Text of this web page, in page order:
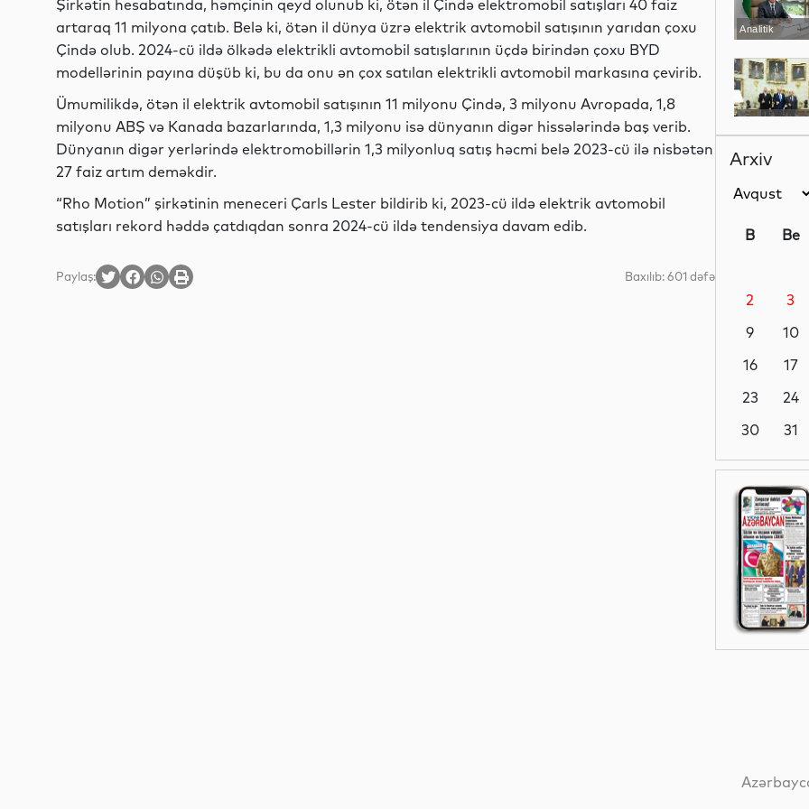
Şirkətin hesabatında, həmçinin qeyd olunub ki, ötən il Çində elektromobil satışları 40 faiz
artaraq 11 milyona çatıb. Belə ki, ötən il dünya üzrə elektrik avtomobil satışının yarıdan çoxu
Çində olub. 2024-cü ildə ölkədə elektrikli avtomobil satışlarının üçdə birindən çoxu BYD
modellərinin payına düşüb ki, bu da onu ən çox satılan elektrikli avtomobil markasına çevirib.
Ümumilikdə, ötən il elektrik avtomobil satışının 11 milyonu Çində, 3 milyonu Avropada, 1,8
milyonu ABŞ və Kanada bazarlarında, 1,3 milyonu isə dünyanın digər hissələrində baş verib.
Dünyanın digər yerlərində elektromobillərin 1,3 milyonluq satış həcmi belə 2023-cü ilə nisbətən
27 faiz artım deməkdir.
“Rho Motion” şirkətinin meneceri Çarls Lester bildirib ki, 2023-cü ildə elektrik avtomobil
satışları rekord həddə çatdıqdan sonra 2024-cü ildə tendensiya davam edib.
Paylaş: Baxılıb: 601 dəfə
Analitik
Siyasət
Siyasət
Dünya
Dünya
Dünya
Arxiv
B Be
2
3
9
10
16
17
23
24
30
31